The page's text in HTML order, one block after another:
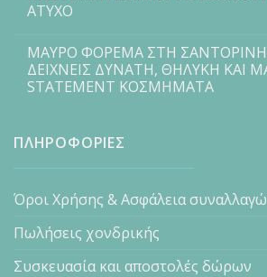
ΑΤΥΧΟ
ΜΑΥΡΟ ΦΟΡΕΜΑ ΣΤΗ
ΔΕΙΧΝΕΙΣ ΔΥΝΑΤΗ, ΘΗΛΥΚΗ ΚΑΙ
STATEMENT ΚΟΣΜΗΜΑΤΑ
ΠΛΗΡΟΦΟΡΙΕΣ
Όροι Χρήσης & Ασφάλεια
Πωλήσεις χονδρικής
Συσκευασία και αποστολές δώρων